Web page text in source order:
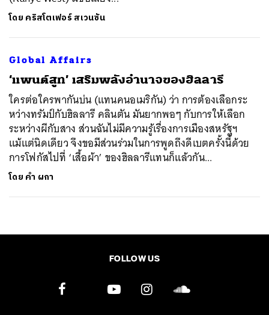
โดย คริสโตเฟอร์ สเวนซัน
Global Affairs
‘แพนต์สูท’ เสริมพลังอำนาจของฮิลลารี
ใครต่อใครพากันบ่น (แทนคนอเมริกัน) ว่า การต้องเลือกระ
หว่างทรัมป์กับฮิลลารี คลินตัน มันยากพอๆ กับการให้เลือก
ระหว่างผีกับสาง ส่วนฉันไม่มีความรู้เรื่องการเมืองสหรัฐฯ
แม้แต่นิดเดียว จึงขอมีส่วนร่วมในการพูดถึงดีเบตครั้งนี้ด้วย
การโฟกัสไปที่ ‘เสื้อผ้า’ ของฮิลลารีแทนก็แล้วกัน...
โดย คำ ผกา
FOLLOW US
SHARE